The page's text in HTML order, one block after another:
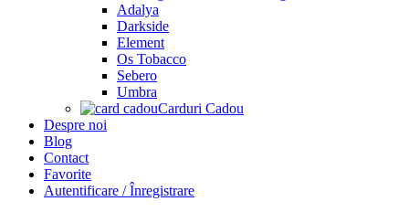
Adalya
Darkside
Element
Os Tobacco
Sebero
Umbra
Carduri Cadou
Despre noi
Blog
Contact
Favorite
Autentificare / Înregistrare